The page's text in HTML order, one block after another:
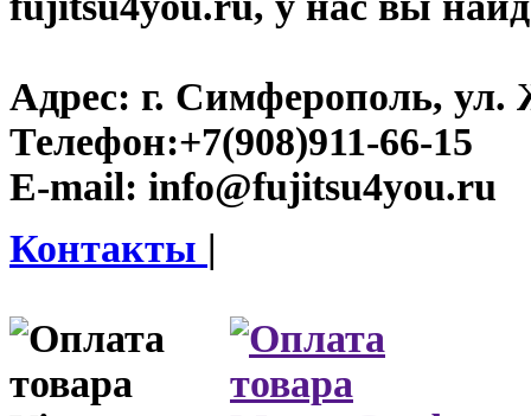
Адрес: г. Симферополь, ул.
Телефон:+7(908)911-66-15
E-mail: info@fujitsu4you.ru
Контакты |